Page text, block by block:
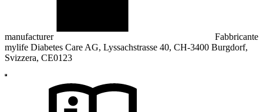
manufacturer
Fabbricante
mylife Diabetes Care AG, Lyssachstrasse 40, CH-3400 Burgdorf,
Svizzera, CE0123